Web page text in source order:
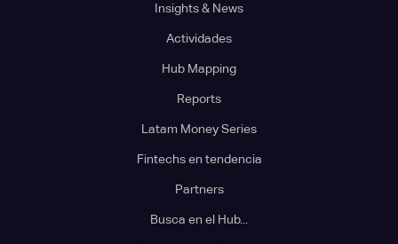
Insights & News
Actividades
Hub Mapping
Reports
Latam Money Series
Fintechs en tendencia
Partners
Busca en el Hub...